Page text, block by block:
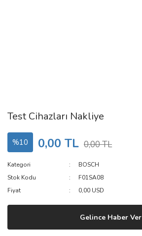
Test Cihazları Nakliye
%10 0,00 TL 0,00 TL
Kategori
BOSCH
Stok Kodu
F01SA08
Fiyat
0,00 USD
Gelince Haber Ver